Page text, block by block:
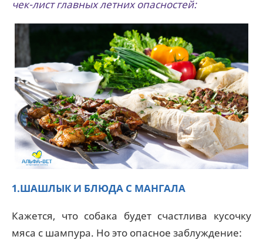
чек-лист главных летних опасностей:
1.ШАШЛЫК И БЛЮДА С МАНГАЛА
Кажется, что собака будет счастлива кусочку
мяса с шампура. Но это опасное заблуждение: